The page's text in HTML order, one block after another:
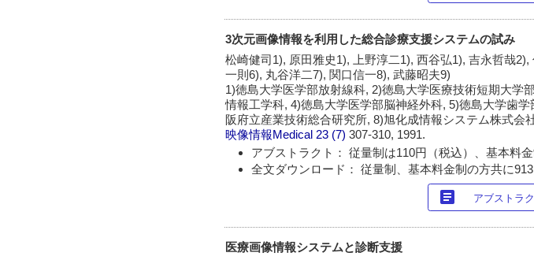
3次元画像情報を利用した総合診療支援システムの試み
松崎健司1), 原田雅史1), 上野淳二1), 西谷弘1), 吉永哲哉
一則6), 丸谷洋二7), 関口信一8), 武藤昭夫9)
1)徳島大学医学部放射線科, 2)徳島大学医療技術短期大学
情報工学科, 4)徳島大学医学部脳神経外科, 5)徳島大学歯
阪府立産業技術総合研究所, 8)旭化成情報システム株式会
映像情報Medical 23 (7)307-310, 1991.
アブストラクト： 従量制は110円（税込）、基本料
全文ダウンロード： 従量制、基本料金制の方共に913
article アブストラ
医療画像情報システムと診断支援